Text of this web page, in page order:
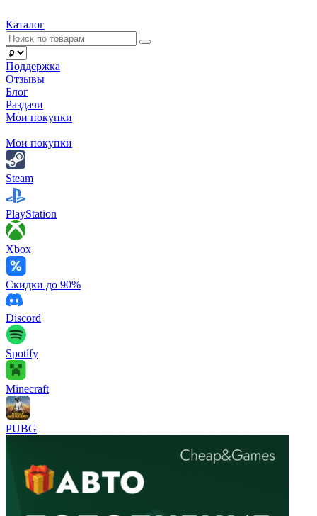
Каталог
Поддержка
Отзывы
Блог
Раздачи
Мои покупки
Мои покупки
Steam
PlayStation
Xbox
Скидки до 90%
Discord
Spotify
Minecraft
PUBG